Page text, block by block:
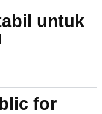
untuk
for